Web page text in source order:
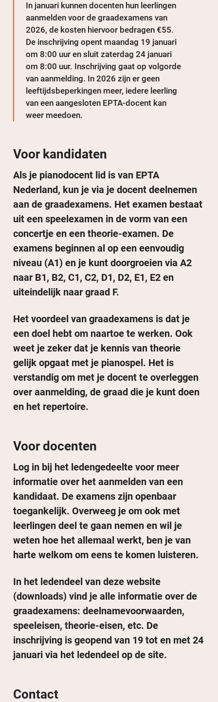
In januari kunnen docenten hun leerlingen
aanmelden voor de graadexamens van
2026, de kosten hiervoor bedragen €55.
De inschrijving opent maandag 19 januari
om 8:00 uur en sluit zaterdag 24 januari
om 8:00 uur. Inschrijving gaat op volgorde
van aanmelding. In 2026 zijn er geen
leeftijdsbeperkingen meer, iedere leerling
van een aangesloten EPTA-docent kan
weer meedoen.
Voor kandidaten
Als je pianodocent lid is van EPTA
Nederland, kun je via je docent deelnemen
aan de graadexamens. Het examen bestaat
uit een speelexamen in de vorm van een
concertje en een theorie-examen. De
examens beginnen al op een eenvoudig
niveau (A1) en je kunt doorgroeien via A2
naar B1, B2, C1, C2, D1, D2, E1, E2 en
uiteindelijk naar graad F.
Het voordeel van graadexamens is dat je
een doel hebt om naartoe te werken. Ook
weet je zeker dat je kennis van theorie
gelijk opgaat met je pianospel. Het is
verstandig om met je docent te overleggen
over aanmelding, de graad die je kunt doen
en het repertoire.
Voor docenten
Log in bij het ledengedeelte voor meer
informatie over het aanmelden van een
kandidaat. De examens zijn openbaar
toegankelijk. Overweeg je om ook met
leerlingen deel te gaan nemen en wil je
weten hoe het allemaal werkt, ben je van
harte welkom om eens te komen luisteren.
In het ledendeel van deze website
(downloads) vind je alle informatie over de
graadexamens: deelnamevoorwaarden,
speeleisen, theorie-eisen, etc. De
inschrijving is geopend van 19 tot en met 24
januari via het ledendeel op de site.
Contact